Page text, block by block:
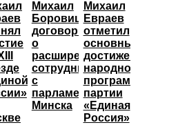
Михаил
Боровицкий
договорился
о
расширении
сотрудничества
с
парламентом
Минска
Михаил
Евраев
отметил
основные
достижения
народной
программы
партии
«Единая
Россия»